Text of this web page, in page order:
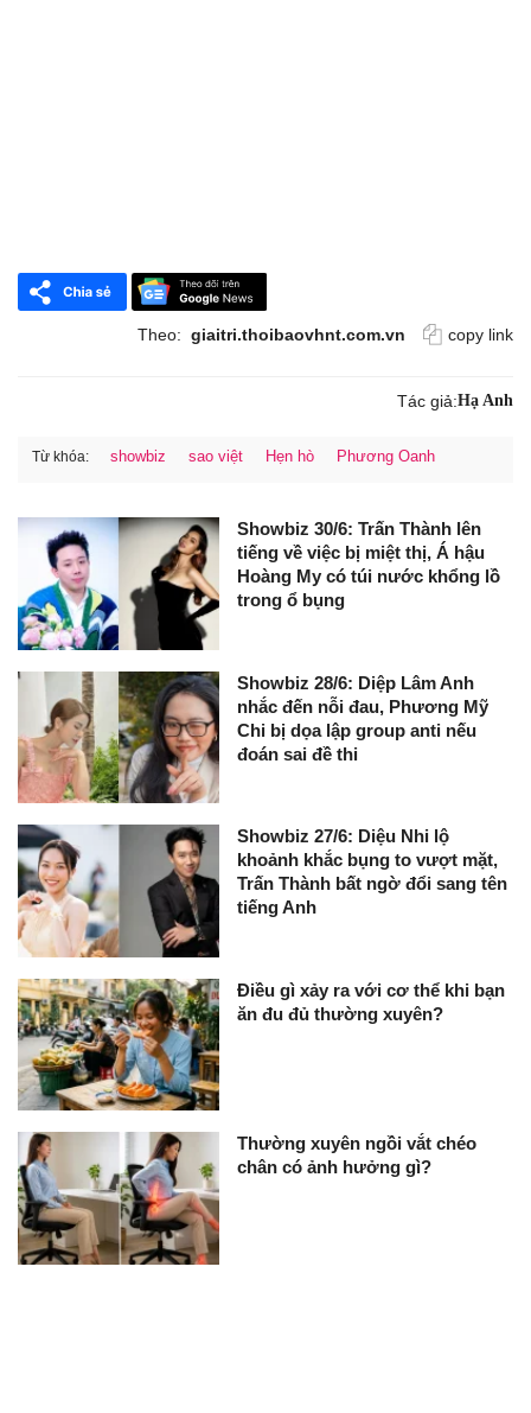
Theo: giaitri.thoibaovhnt.com.vn copy link
Tác giả:Hạ Anh
Từ khóa: showbiz sao việt Hẹn hò Phương Oanh
Showbiz 30/6: Trấn Thành lên
tiếng về việc bị miệt thị, Á hậu
Hoàng My có túi nước khổng lồ
trong ổ bụng
Showbiz 28/6: Diệp Lâm Anh
nhắc đến nỗi đau, Phương Mỹ
Chi bị dọa lập group anti nếu
đoán sai đề thi
Showbiz 27/6: Diệu Nhi lộ
khoảnh khắc bụng to vượt mặt,
Trấn Thành bất ngờ đổi sang tên
tiếng Anh
Điều gì xảy ra với cơ thể khi bạn
ăn đu đủ thường xuyên?
Thường xuyên ngồi vắt chéo
chân có ảnh hưởng gì?